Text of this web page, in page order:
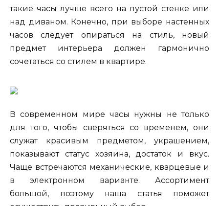
такие часы лучше всего на пустой стенке или
над диваном. Конечно, при выборе настенных
часов следует опираться на стиль, новый
предмет интерьера должен гармонично
сочетаться со стилем в квартире.
В современном мире часы нужны не только
для того, чтобы сверяться со временем, они
служат красивым предметом, украшением,
показывают статус хозяина, достаток и вкус.
Чаще встречаются механические, кварцевые и
в электронном варианте. Ассортимент
большой, поэтому наша статья поможет